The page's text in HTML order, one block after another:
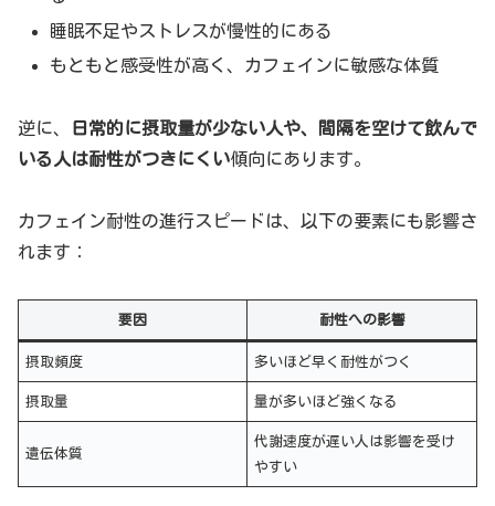
睡眠不足やストレスが慢性的にある
もともと感受性が高く、カフェインに敏感な体質
逆に、
日常的に摂取量が少ない人や、間隔を空けて飲んで
いる人は耐性がつきにくい傾向にあります。
カフェイン耐性の進行スピードは、以下の要素にも影響さ
れます：
要因 耐性への影響
摂取頻度 多いほど早く耐性がつく
摂取量 量が多いほど強くなる
遺伝体質
代謝速度が遅い人は影響を受け
やすい